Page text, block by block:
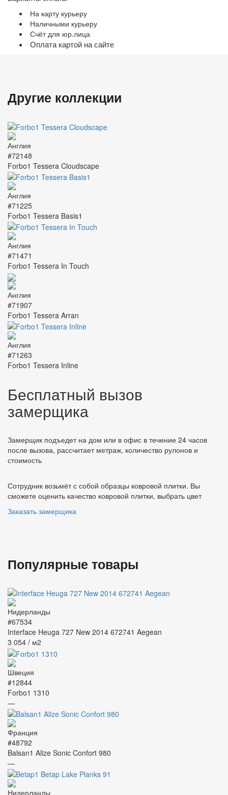
На карту курьеру
Наличными курьеру
Счёт для юр.лица
Оплата картой на сайте
Другие коллекции
#72148
Forbo1 Tessera Cloudscape
#71225
Forbo1 Tessera Basis1
#71471
Forbo1 Tessera In Touch
#71907
Forbo1 Tessera Arran
#71263
Forbo1 Tessera Inline
Бесплатный вызов
замерщика
Замерщик подъедет на дом или в офис в течение 24 часов
после вызова, рассчитает метраж, количество рулонов и
стоимость
Сотрудник возьмёт с собой образцы ковровой плитки. Вы
сможете оценить качество ковровой плитки, выбрать цвет
Заказать замерщика
Популярные товары
#67534
Interface Heuga 727 New 2014 672741 Aegean
3 054 / м2
#12844
Forbo1 1310
—
#48792
Balsan1 Alize Sonic Confort 980
—